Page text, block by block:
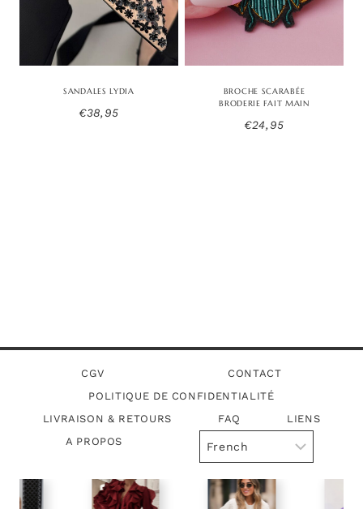
SANDALES LYDIA
€38,95
BROCHE SCARABÉE
BRODERIE FAIT MAIN
€24,95
CGV
CONTACT
POLITIQUE DE CONFIDENTIALITÉ
LIVRAISON & RETOURS
FAQ
LIENS
A PROPOS